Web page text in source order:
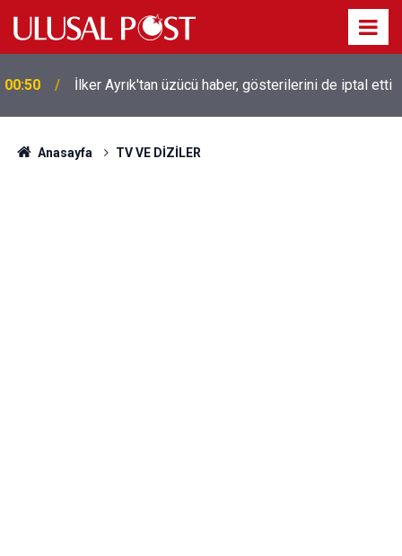
00:50 İlker Ayrık'tan üzücü haber, gösterilerini de iptal etti
00:39
Liverpool efsanesi Mısırlı yıldız Mohamed Salah
Trabzonspor ile anlaştı! Yarın geliyor
Anasayfa TV VE DİZİLER